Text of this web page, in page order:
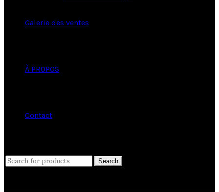
Galerie des ventes
À PROPOS
Contact
Search
for:
Search